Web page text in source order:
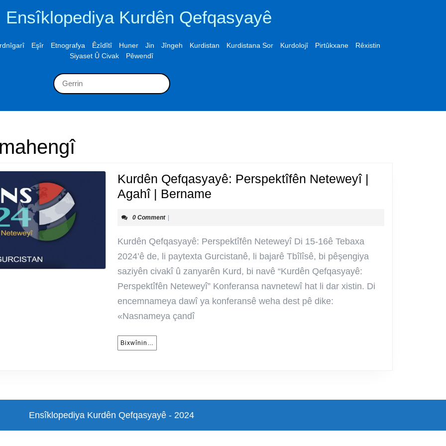
Ensîklopediya Kurdên Qefqasyayê
Eşîr Etnografya Êzîdîtî Huner Jin Jîngeh Kurdistan Kurdistana Sor Kurdolojî Pirtûkxane
Rêxistin
Siyaset Û Civak
Pêwendî
Search
for:
Kurdên Qefqasyayê: Perspektîfên Neteweyî |
Agahî | Bername
Neteweyî
|
Agahî
|
Bername
0 Comment
Kurdên Qefqasyayê: Perspektîfên Neteweyî Di 15-16ê Tebaxa
2024’ê de, li paytexta Gurcistanê, li bajarê Tbîlîsê, bi pêşengiya
saziyên civakî û zanyarên Kurd, bi navê “Kurdên Qefqasyayê:
Perspektîfên Neteweyî” Konferansa navnetewî hat li dar xistin. Di
encemnameya dawî ya konferansê weha dest pê dike:
«Nasnameya çandî
Bixwînin…
Ensîklopediya Kurdên Qefqasyayê - 2024